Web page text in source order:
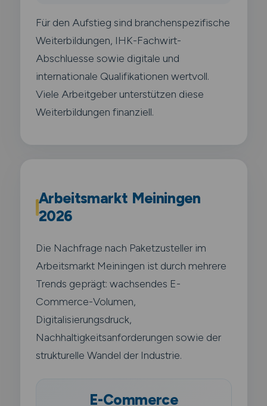
Für den Aufstieg sind branchenspezifische
Weiterbildungen, IHK-Fachwirt-
Abschluesse sowie digitale und
internationale Qualifikationen wertvoll.
Viele Arbeitgeber unterstützen diese
Weiterbildungen finanziell.
Arbeitsmarkt Meiningen
2026
Die Nachfrage nach Paketzusteller im
Arbeitsmarkt Meiningen ist durch mehrere
Trends geprägt: wachsendes E-
Commerce-Volumen,
Digitalisierungsdruck,
Nachhaltigkeitsanforderungen sowie der
strukturelle Wandel der Industrie.
E-Commerce